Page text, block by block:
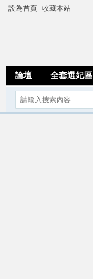
設為首頁 收藏本站
論壇 全套選妃區